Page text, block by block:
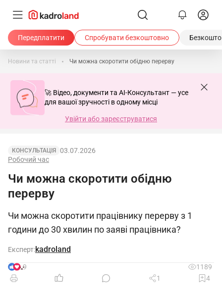
Передплатити Спробувати безкоштовно
Новини та статті Чи можна скоротити обідню перерву
🚀 Відео, документи та AI-Консультант — усе
для вашої зручності в одному місці
Увійти або зареєструватися
КОНСУЛЬТАЦІЯ
Робочий час
03.07.2026
Чи можна скоротити обідню
перерву
Чи можна скоротити працівнику перерву з 1
години до 30 хвилин по заяві працівника?
Експерт:kadroland
9
1189
1
4